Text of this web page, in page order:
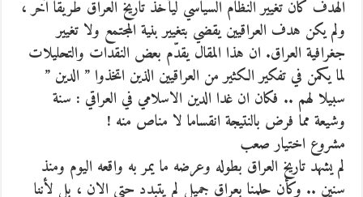
الهدف كان تغيير النظام السياسي ليأخذ تاريخ العراق طريقا آخر ،
ولم يكن هدف العراقيين يقضي بتغيير بنية المجتمع ولا تغيير
جغرافية العراق. ان هذا المقال يقدّم بعض النقدات والتحليلات
لما يكمن في تفكير الكثير من العراقيين الذين اتخذوا ” الدين ”
سبيلا لهم .. فكان ان غدا الدين الاسلامي في العراقي : سنة
وشيعة مما فرض بالنتيجة انقساما لا مناص منه !
مشروع اختيار صعب
لم يشهد تاريخ العراق بطوله وعرضه ما يمر به واقعه اليوم ومنذ
سنين .. وكأن حلمنا بعراق جميل لم يتبدد حتى الان ، بل لأننا